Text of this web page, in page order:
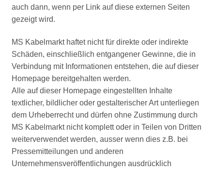
auch dann, wenn per Link auf diese externen Seiten
gezeigt wird.
MS Kabelmarkt haftet nicht für direkte oder indirekte
Schäden, einschließlich entgangener Gewinne, die in
Verbindung mit Informationen entstehen, die auf dieser
Homepage bereitgehalten werden.
Alle auf dieser Homepage eingestellten Inhalte
textlicher, bildlicher oder gestalterischer Art unterliegen
dem Urheberrecht und dürfen ohne Zustimmung durch
MS Kabelmarkt nicht komplett oder in Teilen von Dritten
weiterverwendet werden, ausser wenn dies z.B. bei
Pressemitteilungen und anderen
Unternehmensveröffentlichungen ausdrücklich